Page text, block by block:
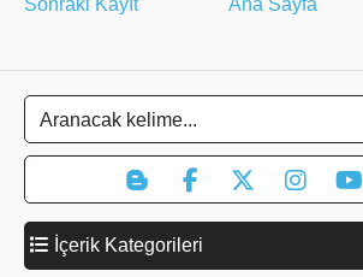
Sonraki Kayıt Ana Sayfa
İçerik Kategorileri